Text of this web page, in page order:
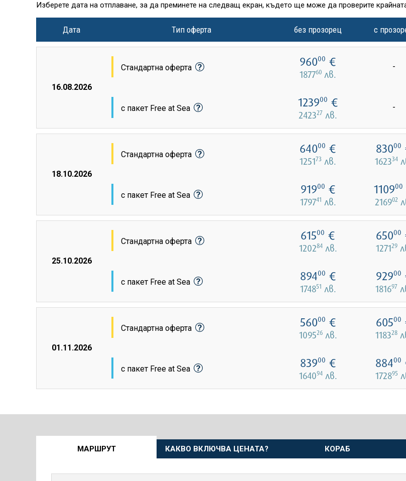
Изберете дата на отплаване, за да преминете на следващ екран, където ще може да проверите
Дата Тип оферта без прозорец с
16.08.2026
Стандартна оферта 96000 €
187760 лв.
-
с пакет Free at Sea 123900 €
242327 лв.
-
18.10.2026
Стандартна оферта 64000 €
125173 лв.
83000
162334
с пакет Free at Sea 91900 €
179741 лв.
110900
216902
25.10.2026
Стандартна оферта 61500 €
120284лв.
65000
127129
с пакет Free at Sea 89400 €
174851 лв.
92900
181697
01.11.2026
Стандартна оферта 56000 €
109526лв.
60500
118328
с пакет Free at Sea 83900 €
164094лв.
88400
172895
МАРШРУТ КАКВО ВКЛЮЧВА ЦЕНАТА? КОРАБ